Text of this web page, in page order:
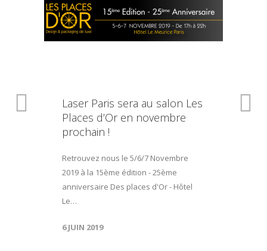
Laser Paris sera au salon Les
Places d’Or en novembre
prochain !
Retrouvez nous le 5/6/7 Novembre
2019 à la 15ème édition - 25ème
anniversaire Des places d'Or - Hôtel
Le…
6 JUIN 2019